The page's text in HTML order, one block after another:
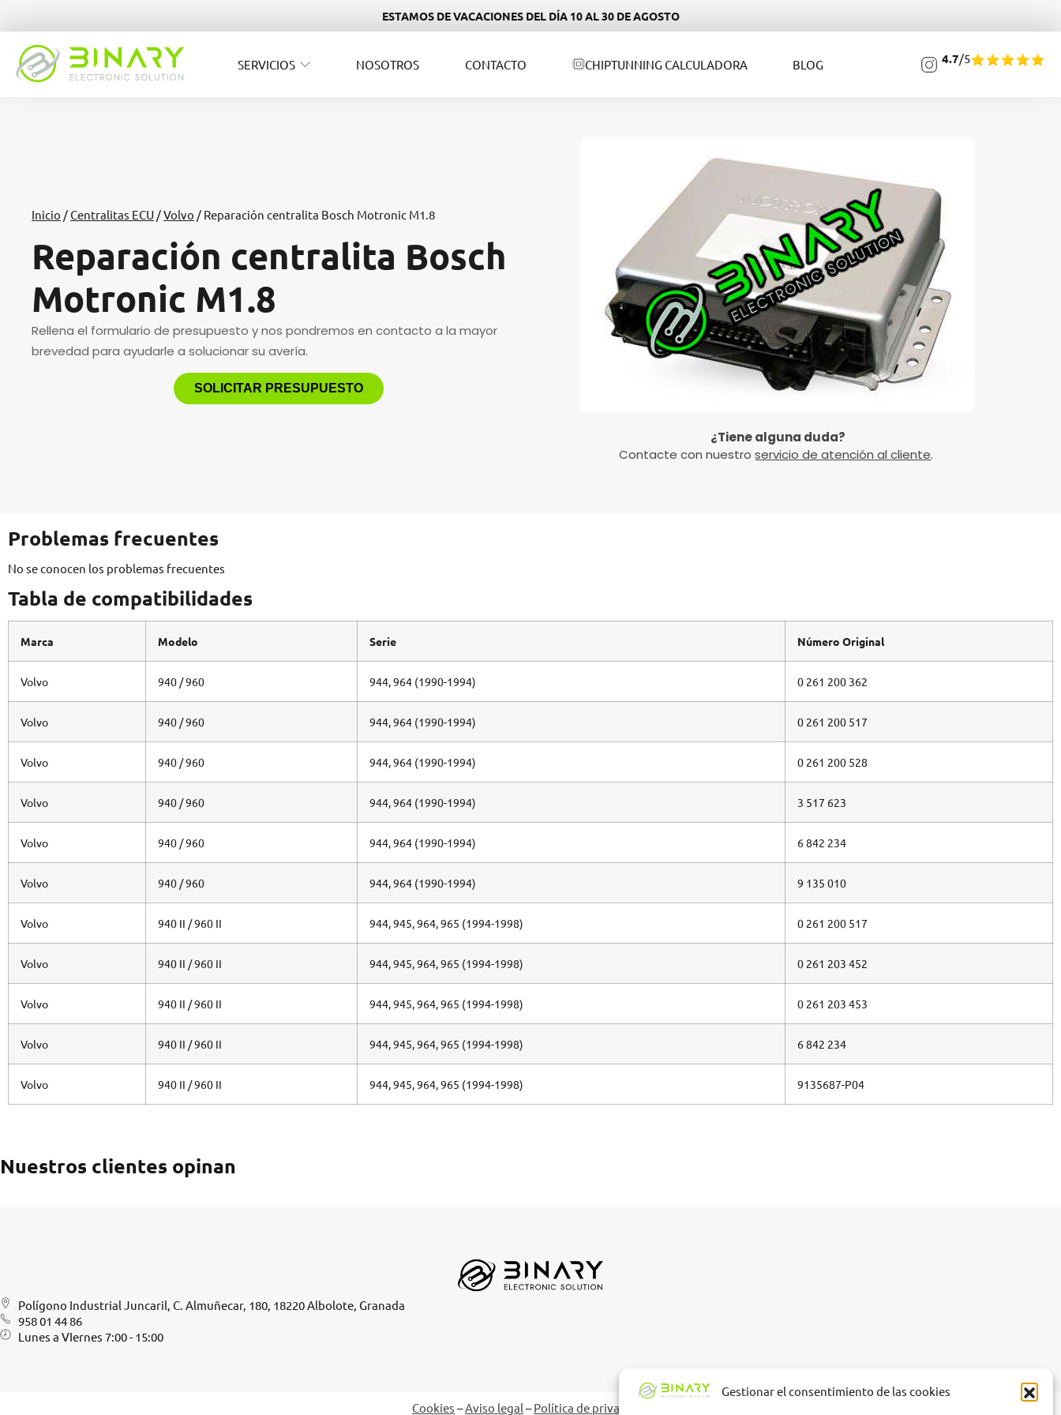
Gestionar el consentimiento de las cookies
ESTAMOS DE VACACIONES DEL DÍA 10 AL 30 DE AGOSTO
SERVICIOS NOSOTROS CONTACTO CHIPTUNNING CALCULADORA BLOG 4.7/5
Inicio /Centralitas ECU /Volvo / Reparación centralita Bosch Motronic M1.8
Reparación centralita Bosch
Motronic M1.8
Rellena el formulario de presupuesto y nos pondremos en contacto a la mayor
brevedad para ayudarle a solucionar su avería.
SOLICITAR PRESUPUESTO
¿Tiene alguna duda?
Contacte con nuestroservicio de atención al cliente.
Problemas frecuentes
No se conocen los problemas frecuentes
Tabla de compatibilidades
Marca Modelo Serie Número Original
Volvo 940 / 960 944, 964 (1990-1994) 0 261 200 362
Volvo 940 / 960 944, 964 (1990-1994) 0 261 200 517
Volvo 940 / 960 944, 964 (1990-1994) 0 261 200 528
Volvo 940 / 960 944, 964 (1990-1994) 3 517 623
Volvo 940 / 960 944, 964 (1990-1994) 6 842 234
Volvo 940 / 960 944, 964 (1990-1994) 9 135 010
Volvo 940 II / 960 II 944, 945, 964, 965 (1994-1998) 0 261 200 517
Volvo 940 II / 960 II 944, 945, 964, 965 (1994-1998) 0 261 203 452
Volvo 940 II / 960 II 944, 945, 964, 965 (1994-1998) 0 261 203 453
Volvo 940 II / 960 II 944, 945, 964, 965 (1994-1998) 6 842 234
Volvo 940 II / 960 II 944, 945, 964, 965 (1994-1998) 9135687-P04
Nuestros clientes opinan
Polígono Industrial Juncaril, C. Almuñecar, 180, 18220 Albolote, Granada
958 01 44 86
Lunes a VIernes 7:00 - 15:00
Cookies –Aviso legal –Política de privacidad